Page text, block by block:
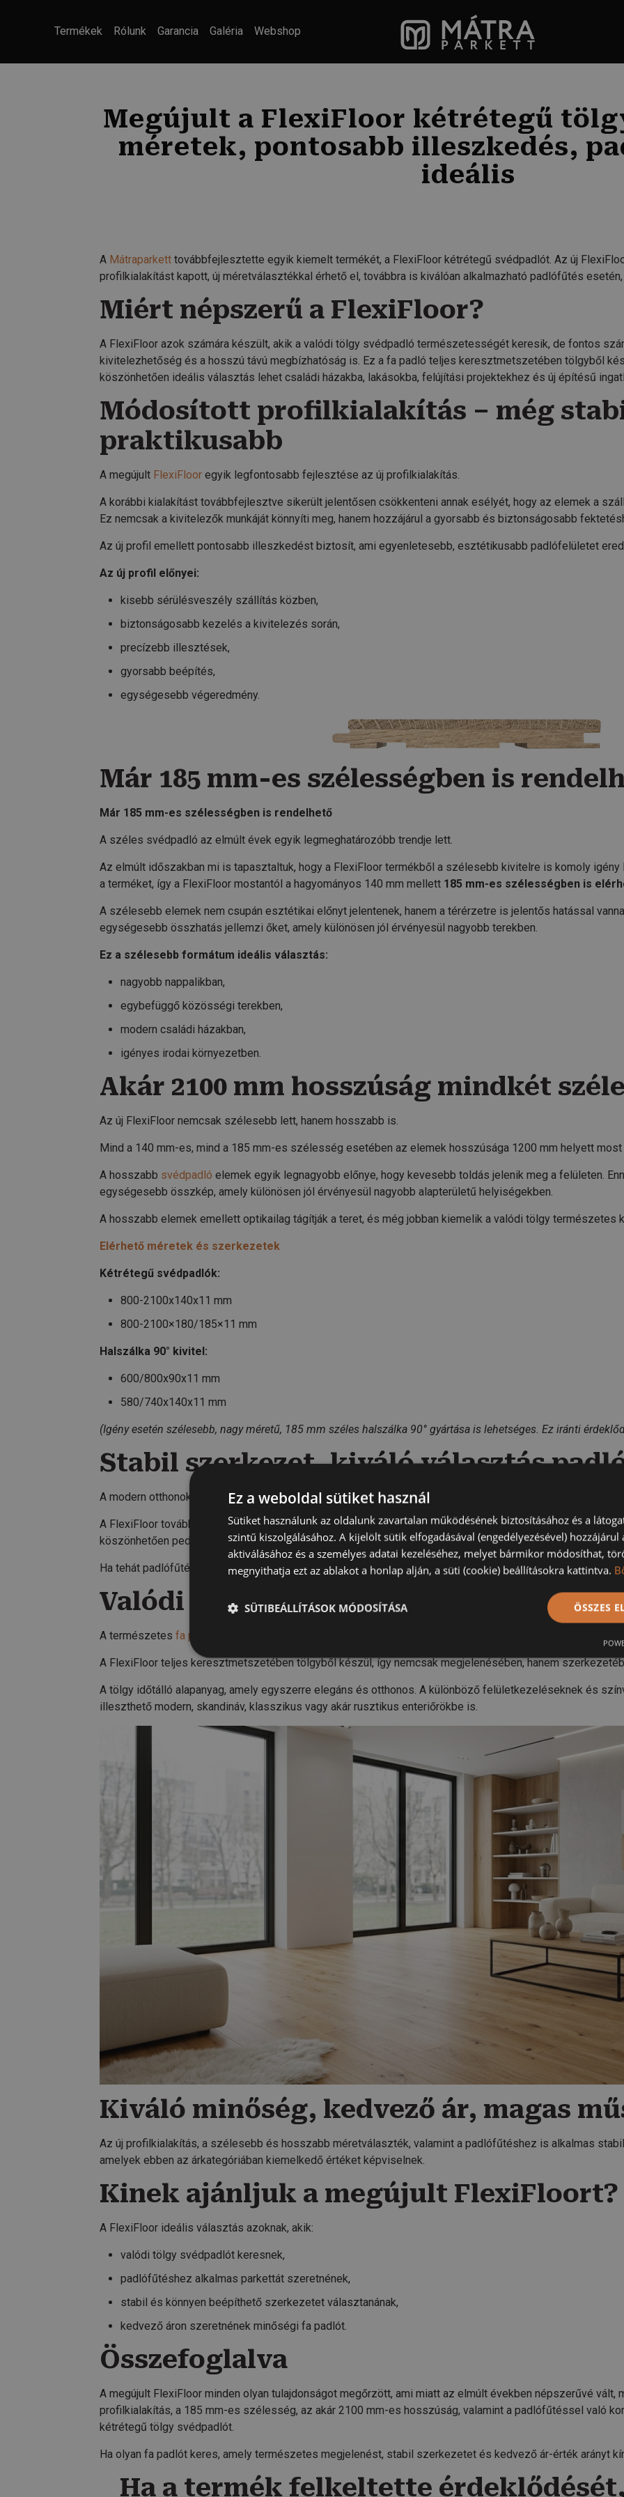
Termékek Rólunk Garancia Galéria Webshop
Megújult a FlexiFloor kétrétegű
méretek, pontosabb illeszkedés,
ideális
A Mátraparketttovábbfejlesztette egyik kiemelt termékét, a FlexiFloor kétrétegű svédpadlót. Az új
profilkialakítást kapott, új méretválasztékkal érhető el, továbbra is kiválóan alkalmazható padlófűtés
Miért népszerű a FlexiFloor?
A FlexiFloor azok számára készült, akik a valódi tölgy svédpadló természetességét keresik, de fontos
kivitelezhetőség és a hosszú távú megbízhatóság is. Ez a fa padló teljes keresztmetszetében tölgyből
köszönhetően ideális választás lehet családi házakba, lakásokba, felújítási projektekhez és új építésű
Módosított profilkialakítás – még
praktikusabb
A megújult FlexiFlooregyik legfontosabb fejlesztése az új profilkialakítás.
A korábbi kialakítást továbbfejlesztve sikerült jelentősen csökkenteni annak esélyét, hogy az elemek a
Ez nemcsak a kivitelezők munkáját könnyíti meg, hanem hozzájárul a gyorsabb és biztonságosabb
Az új profil emellett pontosabb illeszkedést biztosít, ami egyenletesebb, esztétikusabb padlófelületet
Az új profil előnyei:
kisebb sérülésveszély szállítás közben,
biztonságosabb kezelés a kivitelezés során,
precízebb illesztések,
gyorsabb beépítés,
egységesebb végeredmény.
Már 185 mm-es szélességben is
Már 185 mm-es szélességben is rendelhető
A széles svédpadló az elmúlt évek egyik legmeghatározóbb trendje lett.
Az elmúlt időszakban mi is tapasztaltuk, hogy a FlexiFloor termékből a szélesebb kivitelre is komoly
a terméket, így a FlexiFloor mostantól a hagyományos 140 mm mellett 185 mm-es szélességben is
A szélesebb elemek nem csupán esztétikai előnyt jelentenek, hanem a térérzetre is jelentős hatással
egységesebb összhatás jellemzi őket, amely különösen jól érvényesül nagyobb terekben.
Ez a szélesebb formátum ideális választás:
nagyobb nappalikban,
egybefüggő közösségi terekben,
modern családi házakban,
igényes irodai környezetben.
Akár 2100 mm hosszúság mindkét
Az új FlexiFloor nemcsak szélesebb lett, hanem hosszabb is.
Mind a 140 mm-es, mind a 185 mm-es szélesség esetében az elemek hosszúsága 1200 mm helyett
A hosszabb svédpadló elemek egyik legnagyobb előnye, hogy kevesebb toldás jelenik meg a felületen.
egységesebb összkép, amely különösen jól érvényesül nagyobb alapterületű helyiségekben.
A hosszabb elemek emellett optikailag tágítják a teret, és még jobban kiemelik a valódi tölgy természetes
Elérhető méretek és szerkezetek
Kétrétegű svédpadlók:
800-2100x140x11 mm
800-2100×180/185×11 mm
Halszálka 90° kivitel:
600/800x90x11 mm
580/740x140x11 mm
(Igény esetén szélesebb, nagy méretű, 185 mm széles halszálka 90° gyártása is lehetséges. Ez iránti
Stabil szerkezet, kiváló választás
A modern otthonokban egyre gyakoribb a padlófűtés alkalmazása, ezért a megfelelő fa parketta
A FlexiFloor továbbra is megőrzi egyik legfontosabb előnyét: stabil, kétrétegű tölgy szerkezetét. Ez a
köszönhetően pedig kiválóan alkalmazható padlófűtéses rendszerek esetén is.
Ha tehát padlófűtéshez alkalmas parkettát keres, a FlexiFloor egy megbízható és esztétikus megoldást
Valódi tölgy, természetes megjelenés
A természetes fa padló
A FlexiFloor teljes keresztmetszetében tölgyből készül, így nemcsak megjelenésében, hanem
A tölgy időtálló alapanyag, amely egyszerre elegáns és otthonos. A különböző felületkezeléseknek és
illeszthető modern, skandináv, klasszikus vagy akár rusztikus enteriőrökbe is.
Kiváló minőség, kedvező ár, magas
Az új profilkialakítás, a szélesebb és hosszabb méretválaszték, valamint a padlófűtéshez is alkalmas
amelyek ebben az árkategóriában kiemelkedő értéket képviselnek.
Kinek ajánljuk a megújult FlexiFloort?
A FlexiFloor ideális választás azoknak, akik:
valódi tölgy svédpadlót keresnek,
padlófűtéshez alkalmas parkettát szeretnének,
stabil és könnyen beépíthető szerkezetet választanának,
kedvező áron szeretnének minőségi fa padlót.
Összefoglalva
A megújult FlexiFloor minden olyan tulajdonságot megőrzött, ami miatt az elmúlt években népszerűvé vált,
profilkialakítás, a 185 mm-es szélesség, az akár 2100 mm-es hosszúság, valamint a padlófűtéssel való
kétrétegű tölgy svédpadlót.
Ha olyan fa padlót keres, amely természetes megjelenést, stabil szerkezetet és kedvező ár-érték arányt
Ha a termék felkeltette
Ez a weboldal sütiket használ
Sütiket használunk az oldalunk zavartalan működésének biztosításához és a
szintű kiszolgálásához. A kijelölt sütik elfogadásával (engedélyezésével) hozzájárul
aktiválásához és a személyes adatai kezeléséhez, melyet bármikor módosíthat,
megnyithatja ezt az ablakot a honlap alján, a süti (cookie) beállításokra kattintva.
ÖSSZES
SÜTIBEÁLLÍTÁSOK MÓDOSÍTÁSA